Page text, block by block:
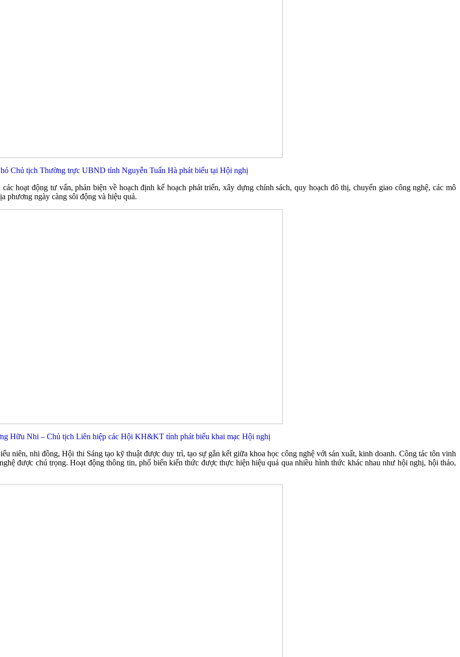
Chủ tịch Thường trực UBND tỉnh Nguyễn Tuấn Hà phát biểu tại Hội nghị
hoạt động tư vấn, phản biện về hoạch định kế hoạch phát triển, xây dựng chính sách, quy hoạch đô thị, chuyển giao công nghệ, các mô
phương ngày càng sôi động và hiệu quả.
Hữu Nhi – Chủ tịch Liên hiệp các Hội KH&KT tỉnh phát biểu khai mạc Hội nghị
niên, nhi đồng, Hội thi Sáng tạo kỹ thuật được duy trì, tạo sự gắn kết giữa khoa học công nghệ với sản xuất, kinh doanh. Công tác tôn vinh
được chú trọng. Hoạt động thông tin, phổ biến kiến thức được thực hiện hiệu quả qua nhiều hình thức khác nhau như hội nghị, hội thảo,